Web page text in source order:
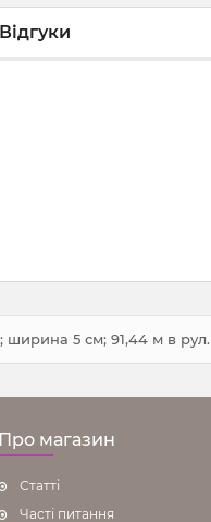
Відгуки
ширина 5 см; 91,44 м в рул.
Про магазин
Статті
Часті питання